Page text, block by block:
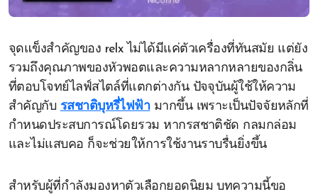
จุดแข็งสำคัญของ relx ไม่ได้มีแค่ตัวเครื่องที่ทันสมัย แต่ยัง
รวมถึงคุณภาพของหัวพอตและความหลากหลายของกลิ่น
ที่ตอบโจทย์ไลฟ์สไตล์ที่แตกต่างกัน ปัจจุบันผู้ใช้ให้ความ
สำคัญกับ รสชาติบุหรี่ไฟฟ้ามากขึ้น เพราะเป็นปัจจัยหลักที่
กำหนดประสบการณ์โดยรวม หากรสชาติชัด กลมกล่อม
และไม่แสบคอ ก็จะช่วยให้การใช้งานราบรื่นยิ่งขึ้น
สำหรับผู้ที่กำลังมองหาตัวเลือกยอดนิยม บทความนี้ขอ